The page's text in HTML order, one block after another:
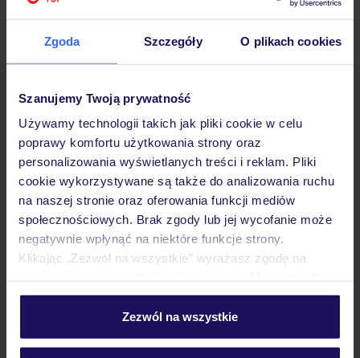
Zgoda Szczegóły O plikach cookies
Szanujemy Twoją prywatność
Używamy technologii takich jak pliki cookie w celu
poprawy komfortu użytkowania strony oraz
personalizowania wyświetlanych treści i reklam. Pliki
cookie wykorzystywane są także do analizowania ruchu
na naszej stronie oraz oferowania funkcji mediów
społecznościowych. Brak zgody lub jej wycofanie może
negatywnie wpłynąć na niektóre funkcje strony.
Klikając „Zezwól na wszystkie” wyrażasz zgodę na
personalizować swój wybór wchodząc w zakładkę
Szczegółowe informacje o plikach cookie znajdziesz
Zezwól na wszystkie
Hotel
Pokoje
Wyżywienie
Atrakcje
Ważne informacje